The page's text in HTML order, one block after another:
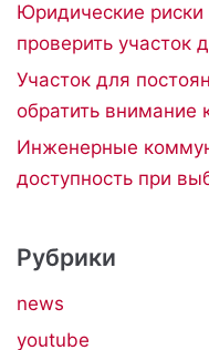
Юридические риски
проверить участок
Участок для
обратить
Инженерные
доступность при
Рубрики
news
youtube